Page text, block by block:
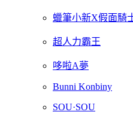
蠟筆小新X假面騎
超人力霸王
哆啦A夢
Bunni Konbiny
SOU·SOU